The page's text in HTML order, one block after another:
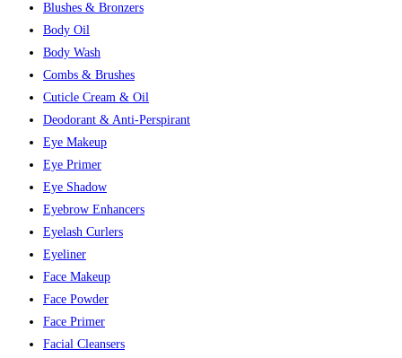
Blushes & Bronzers
Body Oil
Body Wash
Combs & Brushes
Cuticle Cream & Oil
Deodorant & Anti-Perspirant
Eye Makeup
Eye Primer
Eye Shadow
Eyebrow Enhancers
Eyelash Curlers
Eyeliner
Face Makeup
Face Powder
Face Primer
Facial Cleansers